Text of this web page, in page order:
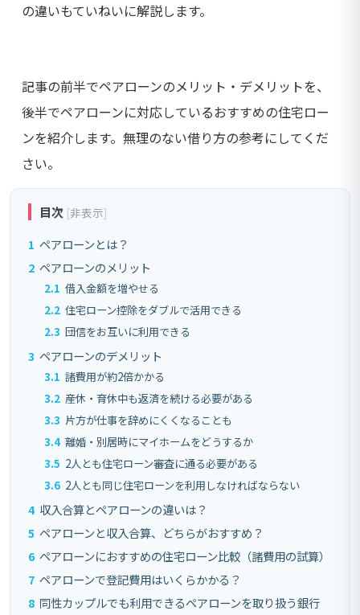
の違いもていねいに解説します。
記事の前半でペアローンのメリット・デメリットを、
後半でペアローンに対応しているおすすめの住宅ロー
ンを紹介します。無理のない借り方の参考にしてくだ
さい。
目次 [非表示]
1 ペアローンとは？
2 ペアローンのメリット
2.1 借入金額を増やせる
2.2 住宅ローン控除をダブルで活用できる
2.3 団信をお互いに利用できる
3 ペアローンのデメリット
3.1 諸費用が約2倍かかる
3.2 産休・育休中も返済を続ける必要がある
3.3 片方が仕事を辞めにくくなることも
3.4 離婚・別居時にマイホームをどうするか
3.5 2人とも住宅ローン審査に通る必要がある
3.6 2人とも同じ住宅ローンを利用しなければならない
4 収入合算とペアローンの違いは？
5 ペアローンと収入合算、どちらがおすすめ？
6 ペアローンにおすすめの住宅ローン比較（諸費用の試算）
7 ペアローンで登記費用はいくらかかる？
8 同性カップルでも利用できるペアローンを取り扱う銀行